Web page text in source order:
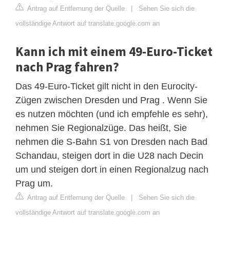
Antrag auf Entfernung der Quelle | Sehen Sie sich die
vollständige Antwort auf translate.google.com an
Kann ich mit einem 49-Euro-Ticket
nach Prag fahren?
Das 49-Euro-Ticket gilt nicht in den Eurocity-
Zügen zwischen Dresden und Prag . Wenn Sie
es nutzen möchten (und ich empfehle es sehr),
nehmen Sie Regionalzüge. Das heißt, Sie
nehmen die S-Bahn S1 von Dresden nach Bad
Schandau, steigen dort in die U28 nach Decin
um und steigen dort in einen Regionalzug nach
Prag um.
Antrag auf Entfernung der Quelle | Sehen Sie sich die
vollständige Antwort auf translate.google.com an